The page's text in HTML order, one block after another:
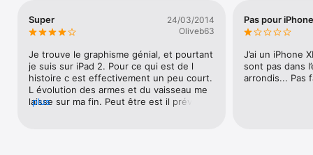
“Star Horizon is a slick pulse-raising arcade shooter that
evokes many of the best sci-fi space battles in recent
- Pocketgamer
Nominé "Meilleur jeu mobile" à la Game Connection 2013 de
Paris
Super
24/03/2014
Oliveb63
Je trouve le graphisme génial, et pourtant
je suis sur iPad 2. Pour ce qui est de l
histoire c est effectivement un peu court.
L évolution des armes et du vaisseau me
laisse sur ma fin. Peut être est il prévu
plus
Pas pour
J’ai un iPhone
sont pas dans
arrondis... Pas